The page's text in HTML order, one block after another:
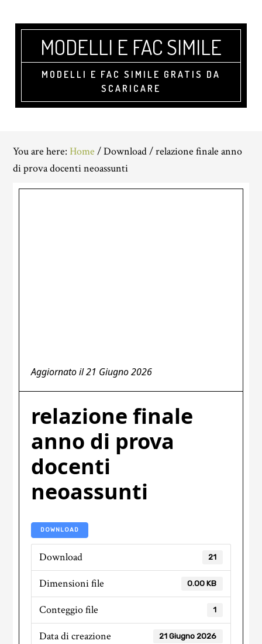
primary
footer
MODELLI E FAC SIMILE
MODELLI E FAC SIMILE GRATIS DA
SCARICARE
You are here:Home /Download/relazione finale anno
di prova docenti neoassunti​
Aggiornato il21 Giugno 2026
relazione finale
anno di prova
docenti
neoassunti​
DOWNLOAD
Download 21
Dimensioni file 0.00 KB
Conteggio file 1
Data di creazione 21 Giugno 2026